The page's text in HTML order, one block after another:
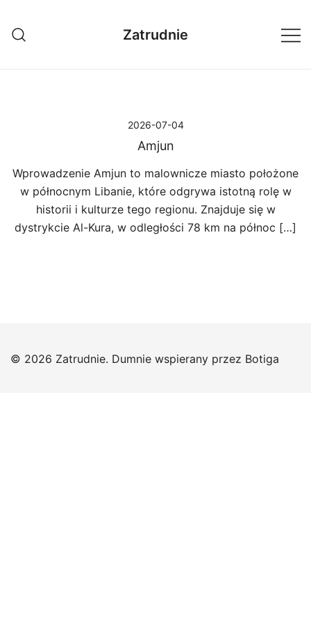
treści
Zatrudnie
2026-07-04
Amjun
Wprowadzenie Amjun to malownicze miasto położone
w północnym Libanie, które odgrywa istotną rolę w
historii i kulturze tego regionu. Znajduje się w
dystrykcie Al-Kura, w odległości 78 km na północ […]
© 2026 Zatrudnie. Dumnie wspierany przez Botiga